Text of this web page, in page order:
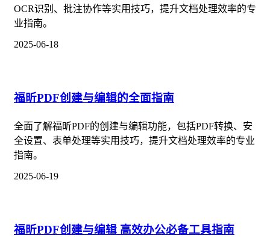
OCR识别、批注协作等实用技巧，提升文档处理效率的专
业指南。
2025-06-18
福昕PDF创建与编辑的全面指南
全面了解福昕PDF的创建与编辑功能，包括PDF转换、安
全设置、表单处理等实用技巧，提升文档处理效率的专业
指南。
2025-06-19
福昕PDF创建与编辑 高效办公必备工具指南